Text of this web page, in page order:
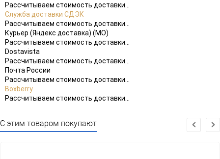
Рассчитываем стоимость доставки...
Служба доставки СДЭК
Рассчитываем стоимость доставки...
Курьер (Яндекс доставка) (МО)
Рассчитываем стоимость доставки...
Dostavista
Рассчитываем стоимость доставки...
Почта России
Рассчитываем стоимость доставки...
Boxberry
Рассчитываем стоимость доставки...
С этим товаром покупают